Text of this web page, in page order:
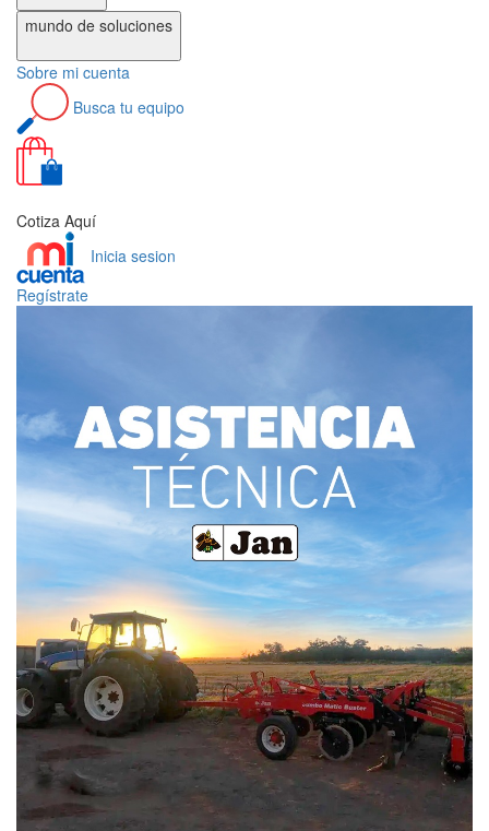
mundo de soluciones
Sobre mi cuenta
Busca tu equipo
Cotiza Aquí
Inicia sesion
Regístrate